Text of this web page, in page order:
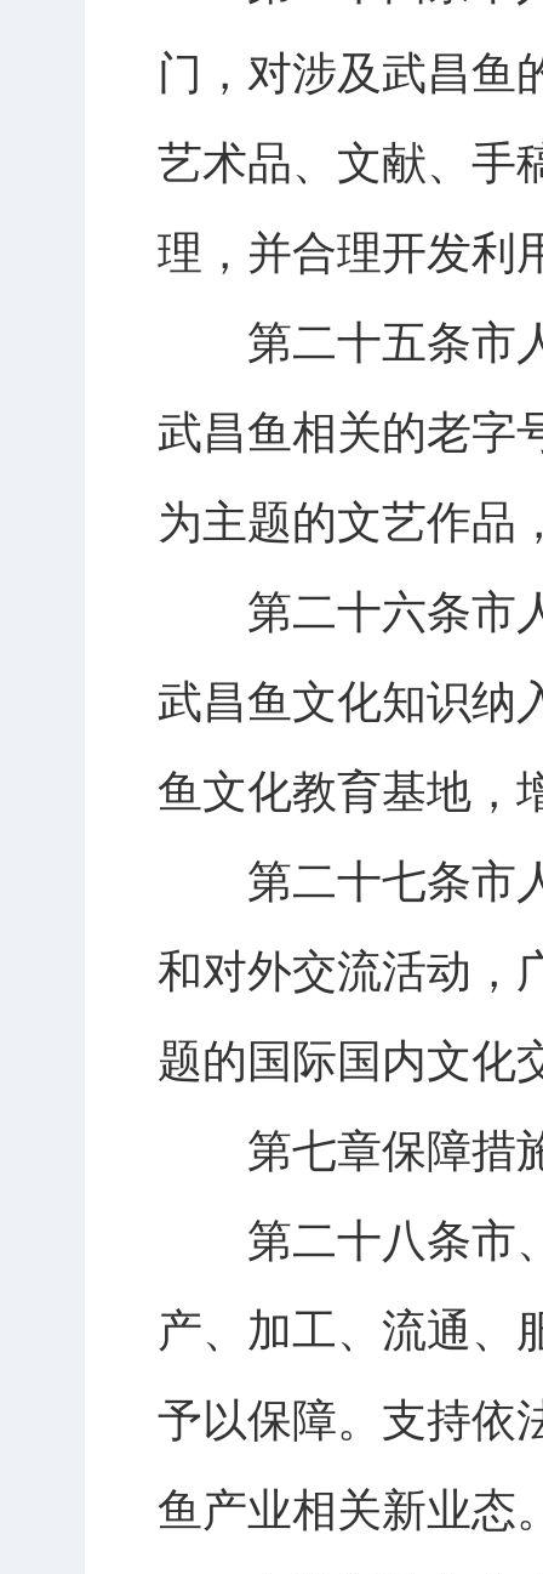
门，对涉及武昌鱼
艺术品、文献、手
理，并合理开发利
第二十五条市人
武昌鱼相关的老字
为主题的文艺作品
第二十六条市人
武昌鱼文化知识纳
鱼文化教育基地，
第二十七条市人
和对外交流活动，
题的国际国内文化
第七章保障措
第二十八条市、
产、加工、流通、
予以保障。支持依
鱼产业相关新业态